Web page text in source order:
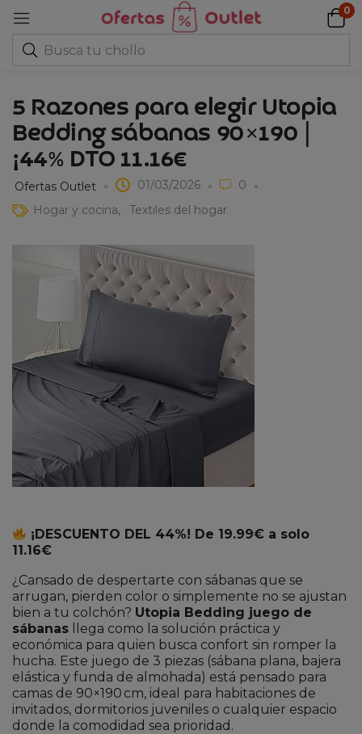
0
5 Razones para elegir Utopia
Bedding sábanas 90×190 |
¡44% DTO 11.16€
Ofertas Outlet 01/03/2026
0
Hogar y cocina
Textiles del hogar
¡DESCUENTO DEL 44%! De 19.99€ a solo
11.16€
¿Cansado de despertarte con sábanas que se
arrugan, pierden color o simplemente no se ajustan
bien a tu colchón? Utopia Bedding juego de
sábanas llega como la solución práctica y
económica para quien busca confort sin romper la
hucha. Este juego de 3 piezas (sábana plana, bajera
elástica y funda de almohada) está pensado para
camas de 90×190 cm, ideal para habitaciones de
invitados, dormitorios juveniles o cualquier espacio
donde la comodidad sea prioridad.